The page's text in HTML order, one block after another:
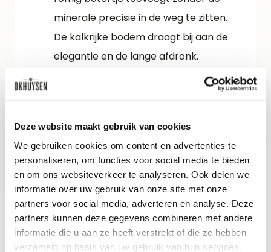
Deze website maakt gebruik van cookies
We gebruiken cookies om content en advertenties te
personaliseren, om functies voor social media te bieden
en om ons websiteverkeer te analyseren. Ook delen we
informatie over uw gebruik van onze site met onze
partners voor social media, adverteren en analyse. Deze
partners kunnen deze gegevens combineren met andere
informatie die u aan ze heeft verstrekt of die ze hebben
verzameld op basis van uw gebruik van hun services.
minerale precisie in de weg te zitten.
De kalkrijke bodem draagt bij aan de
elegantie en de lange afdronk.
Wijn-spijs advies
heerlijk bij Reblochon of gegrilde
snoekbaars.